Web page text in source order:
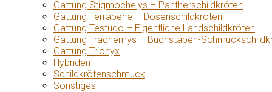
Gattung Stigmochelys – Pantherschildkröten
Gattung Terrapene – Dosenschildkröten
Gattung Testudo – Eigentliche Landschildkröten
Gattung Trachemys – Buchstaben-
Gattung Trionyx
Hybriden
Schildkrötenschmuck
Sonstiges